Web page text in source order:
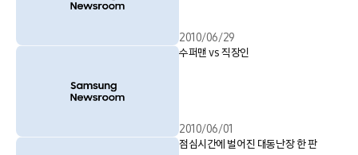
2010/06/29
수퍼맨 vs 직장인
2010/06/01
점심시간에 벌어진 대동난장 한 판